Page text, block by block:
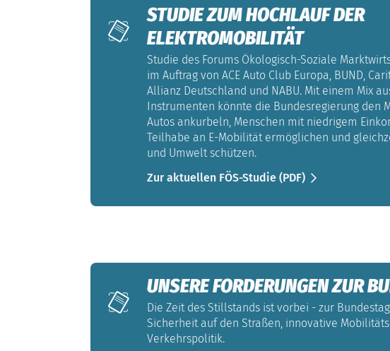
STUDIE ZUM HOCHLAUF DER
ELEKTROMOBILITÄT
Studie des Forums Ökologisch-Soziale
im Auftrag von ACE Auto Club Europa, BUND,
Allianz Deutschland und NABU. Mit einem Mix
Instrumenten könnte die Bundesregierung den
Autos ankurbeln, Menschen mit niedrigem
Teilhabe an E-Mobilität ermöglichen und
und Umwelt schützen.
Zur aktuellen FÖS-Studie (PDF)
UNSERE FORDERUNGEN ZUR
Die Zeit des Stillstands ist vorbei - zur
Sicherheit auf den Straßen, innovative
Verkehrspolitik.